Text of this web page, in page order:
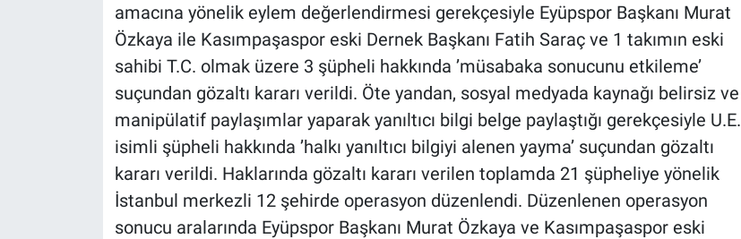
amacına yönelik eylem değerlendirmesi gerekçesiyle Eyüpspor Başkanı Murat
Özkaya ile Kasımpaşaspor eski Dernek Başkanı Fatih Saraç ve 1 takımın eski
sahibi T.C. olmak üzere 3 şüpheli hakkında ’müsabaka sonucunu etkileme’
suçundan gözaltı kararı verildi. Öte yandan, sosyal medyada kaynağı belirsiz ve
manipülatif paylaşımlar yaparak yanıltıcı bilgi belge paylaştığı gerekçesiyle U.E.
isimli şüpheli hakkında ’halkı yanıltıcı bilgiyi alenen yayma’ suçundan gözaltı
kararı verildi. Haklarında gözaltı kararı verilen toplamda 21 şüpheliye yönelik
İstanbul merkezli 12 şehirde operasyon düzenlendi. Düzenlenen operasyon
sonucu aralarında Eyüpspor Başkanı Murat Özkaya ve Kasımpaşaspor eski